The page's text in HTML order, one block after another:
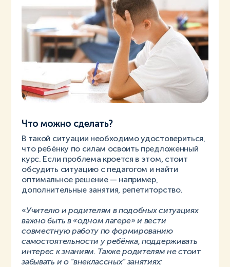
Что можно сделать?
В такой ситуации необходимо удостовериться,
что ребёнку по силам освоить предложенный
курс. Если проблема кроется в этом, стоит
обсудить ситуацию с педагогом и найти
оптимальное решение — например,
дополнительные занятия, репетиторство.
«Учителю и родителям в подобных ситуациях
важно быть в «одном лагере» и вести
совместную работу по формированию
самостоятельности у ребёнка, поддерживать
интерес к знаниям. Также родителям не стоит
забывать и о “внеклассных” занятиях: